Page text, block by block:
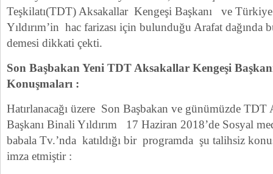
Teşkilatı(TDT) Aksakallar Kengeşi Başkanı ve
Yıldırım’in hac farizası için bulunduğu Arafat dağında
demesi dikkati çekti.
Son Başbakan Yeni TDT Aksakallar Kengeşi Başkanı
Konuşmaları :
Hatırlanacağı üzere Son Başbakan ve günümüzde
Başkanı Binali Yıldırım 17 Haziran 2018’de Sosyal
babala Tv.’nda katıldığı bir programda şu talihsiz
imza etmiştir :